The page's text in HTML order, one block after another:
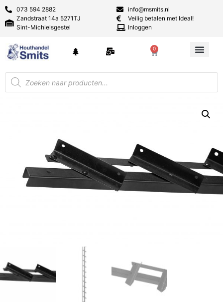
073 594 2882
Zandstraat 14a 5271TJ
Sint-Michielsgestel
info@msmits.nl
Veilig betalen met Ideal!
Inloggen
0